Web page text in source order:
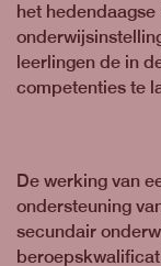
het
leerlingen de in
competenties te
De werking van
ondersteuning
secundair